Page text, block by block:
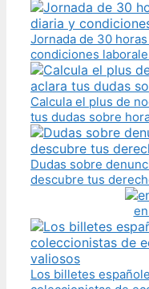
Jornada de 30
condiciones
Calcula el plus de
tus dudas sobre
Dudas sobre
descubre tus
Los billetes